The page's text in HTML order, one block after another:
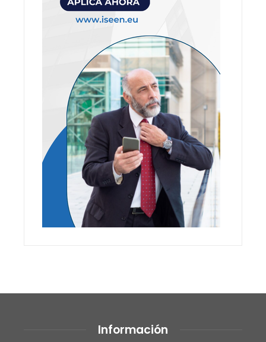
Información